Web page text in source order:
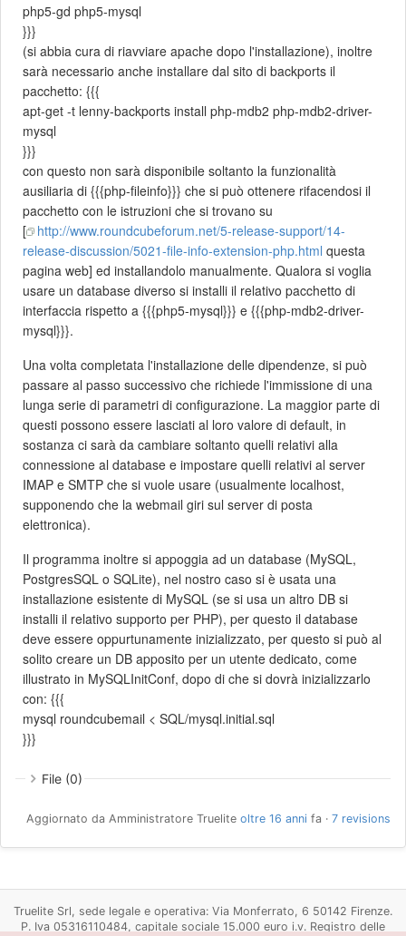
php5-gd php5-mysql
}}}
(si abbia cura di riavviare apache dopo l'installazione), inoltre
sarà necessario anche installare dal sito di backports il
pacchetto: {{{
apt-get -t lenny-backports install php-mdb2 php-mdb2-driver-
mysql
}}}
con questo non sarà disponibile soltanto la funzionalità
ausiliaria di {{{php-fileinfo}}} che si può ottenere rifacendosi il
pacchetto con le istruzioni che si trovano su
[
http://www.roundcubeforum.net/5-release-support/14-
release-discussion/5021-file-info-extension-php.html questa
pagina web] ed installandolo manualmente. Qualora si voglia
usare un database diverso si installi il relativo pacchetto di
interfaccia rispetto a {{{php5-mysql}}} e {{{php-mdb2-driver-
mysql}}}.
Una volta completata l'installazione delle dipendenze, si può
passare al passo successivo che richiede l'immissione di una
lunga serie di parametri di configurazione. La maggior parte di
questi possono essere lasciati al loro valore di default, in
sostanza ci sarà da cambiare soltanto quelli relativi alla
connessione al database e impostare quelli relativi al server
IMAP e SMTP che si vuole usare (usualmente localhost,
supponendo che la webmail giri sul server di posta
elettronica).
Il programma inoltre si appoggia ad un database (MySQL,
PostgresSQL o SQLite), nel nostro caso si è usata una
installazione esistente di MySQL (se si usa un altro DB si
installi il relativo supporto per PHP), per questo il database
deve essere oppurtunamente inizializzato, per questo si può al
solito creare un DB apposito per un utente dedicato, come
illustrato in MySQLInitConf, dopo di che si dovrà inizializzarlo
con: {{{
mysql roundcubemail < SQL/mysql.initial.sql
}}}
File (0)
Aggiornato da Amministratore Truelite oltre 16 anni fa · 7 revisions
Truelite Srl, sede legale e operativa: Via Monferrato, 6 50142 Firenze.
P. Iva 05316110484, capitale sociale 15.000 euro i.v. Registro delle